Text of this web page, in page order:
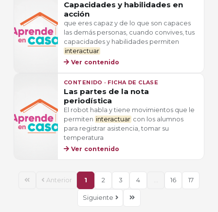
Capacidades y habilidades en
acción
que eres capaz y de lo que son capaces
las demás personas, cuando convives, tus
capacidades y habilidades permiten
interactuar
Ver contenido
CONTENIDO · FICHA DE CLASE
Las partes de la nota
periodística
El robot habla y tiene movimientos que le
permiten interactuar con los alumnos
para registrar asistencia, tomar su
temperatura
Ver contenido
Anterior 1 2 3 4 ... 16 17
Siguiente